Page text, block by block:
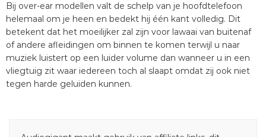
Bij over-ear modellen valt de schelp van je hoofdtelefoon
helemaal om je heen en bedekt hij één kant volledig. Dit
betekent dat het moeilijker zal zijn voor lawaai van buitenaf
of andere afleidingen om binnen te komen terwijl u naar
muziek luistert op een luider volume dan wanneer u in een
vliegtuig zit waar iedereen toch al slaapt omdat zij ook niet
tegen harde geluiden kunnen.